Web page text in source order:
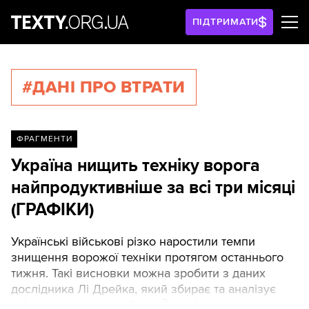
ПІДТРИМАТИ
#ДАНІ ПРО ВТРАТИ
ФРАГМЕНТИ
Україна нищить техніку ворога
найпродуктивніше за всі три місяці
(ГРАФІКИ)
Українські військові різко наростили темпи
знищення ворожої техніки протягом останнього
тижня. Такі висновки можна зробити з даних
дослідника Лі Дрейка, який збирає та аналізує